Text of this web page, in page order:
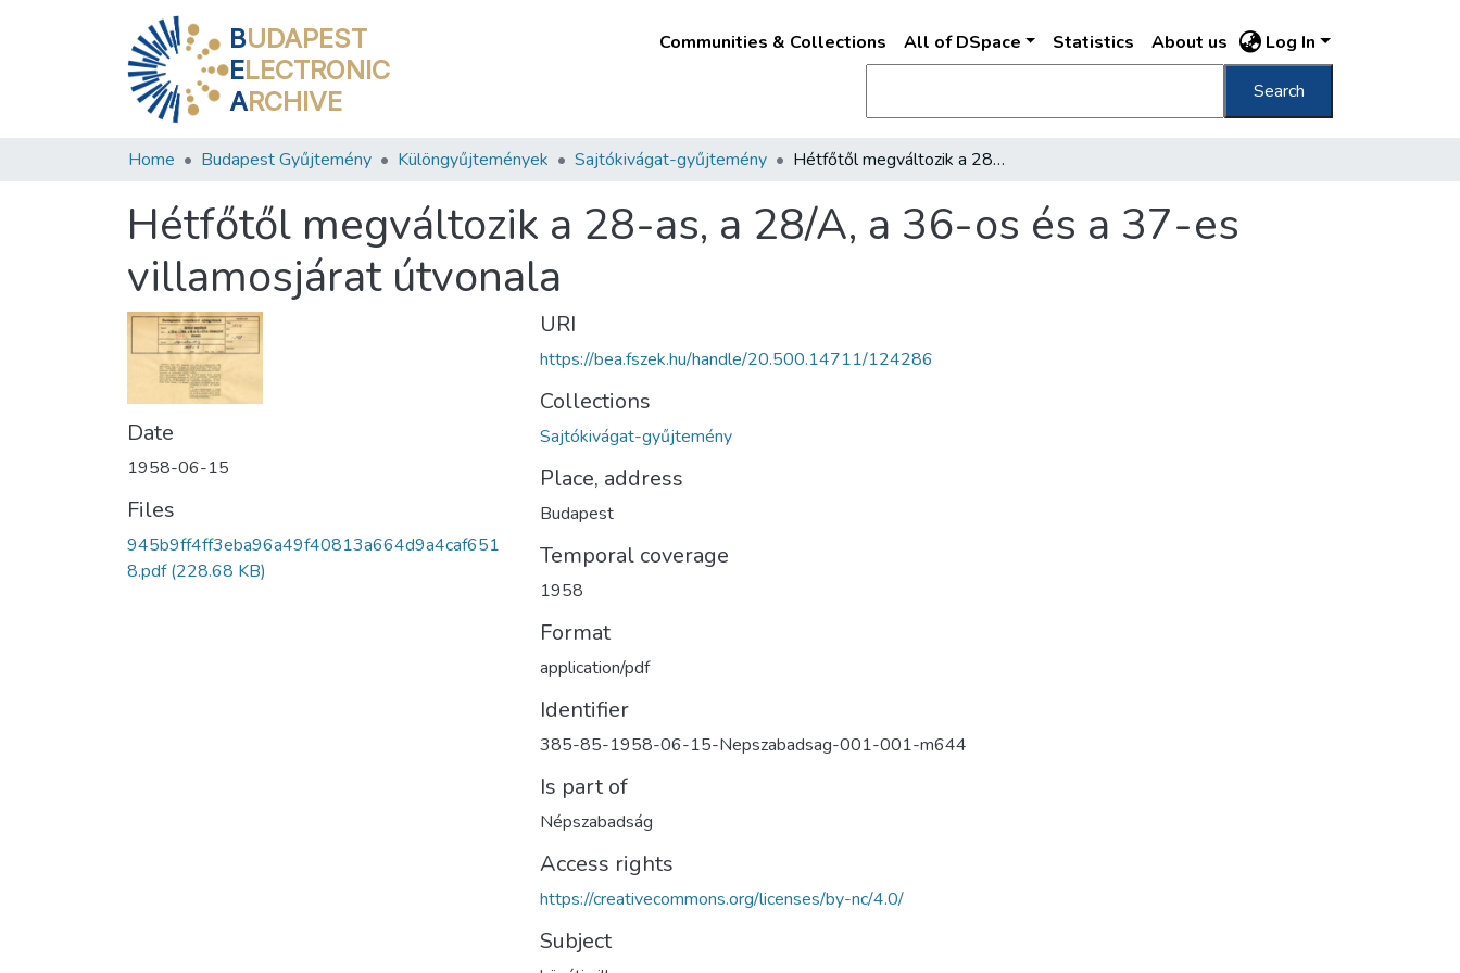
BUDAPEST
ELECTRONIC
ARCHIVE
Communities & Collections All of DSpace Statistics About us Log In
Search
Home Budapest Gyűjtemény Különgyűjtemények Sajtókivágat-gyűjtemény Hétfőtől megváltozik a 28-as, a 28/A, a 36-os és a 37-es villamosjárat útvonala
Hétfőtől megváltozik a 28-as, a 28/A, a 36-os és a 37-es
villamosjárat útvonala
Date
1958-06-15
Files
945b9ff4ff3eba96a49f40813a664d9a4caf651
8.pdf(228.68 KB)
URI
https://bea.fszek.hu/handle/20.500.14711/124286
Collections
Sajtókivágat-gyűjtemény
Place, address
Budapest
Temporal coverage
1958
Format
application/pdf
Identifier
385-85-1958-06-15-Nepszabadsag-001-001-m644
Is part of
Népszabadság
Access rights
https://creativecommons.org/licenses/by-nc/4.0/
Subject